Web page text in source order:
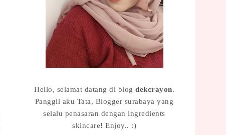
Hello, selamat datang di blog dekcrayon.
Panggil aku Tata, Blogger surabaya yang
selalu penasaran dengan ingredients
skincare! Enjoy.. :)